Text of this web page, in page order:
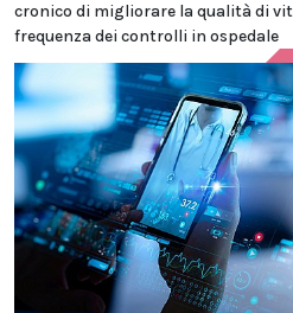
cronico di migliorare la qualità di
frequenza dei controlli in ospedale